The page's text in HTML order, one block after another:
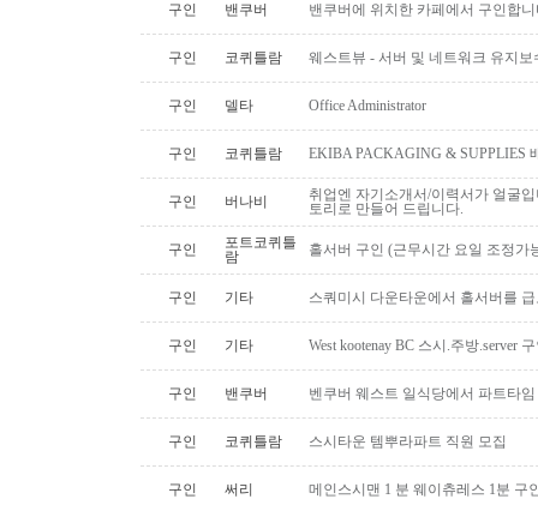
구인 밴쿠버 밴쿠버에 위치한 카페에서 구인합
구인 코퀴틀람 웨스트뷰 - 서버 및 네트워크 유지보
구인 델타 Office Administrator
구인 코퀴틀람 EKIBA PACKAGING & SUPPLIES
구인 버나비
취업엔 자기소개서/이력서가 얼굴
토리로 만들어 드립니다.
구인
포트코퀴틀
람
홀서버 구인 (근무시간 요일 조정가
구인 기타 스쿼미시 다운타운에서 홀서버를
구인 기타 West kootenay BC 스시.주방.server
구인 밴쿠버 벤쿠버 웨스트 일식당에서 파트타
구인 코퀴틀람 스시타운 템뿌라파트 직원 모집
구인 써리 메인스시맨 1 분 웨이츄레스 1분 구